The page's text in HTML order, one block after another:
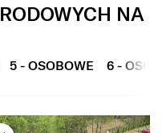
NA
5 - OSOBOWE 6 -